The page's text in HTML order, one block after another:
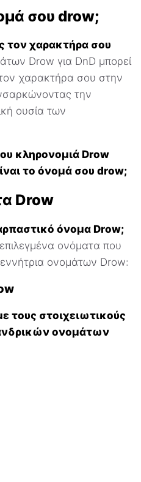
σου drow;
τον χαρακτήρα σου
Drow για DnD μπορεί
χαρακτήρα σου στην
την
ουσία των
κληρονομιά Drow
το όνομά σου drow;
Drow
όνομα Drow;
ονόματα που
ονομάτων Drow:
τους στοιχειωτικούς
ονομάτων